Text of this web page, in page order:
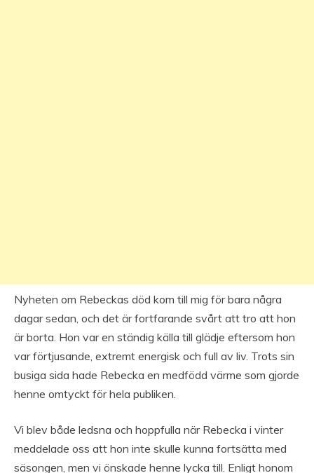
Nyheten om Rebeckas död kom till mig för bara några
dagar sedan, och det är fortfarande svårt att tro att hon
är borta. Hon var en ständig källa till glädje eftersom hon
var förtjusande, extremt energisk och full av liv. Trots sin
busiga sida hade Rebecka en medfödd värme som gjorde
henne omtyckt för hela publiken.
Vi blev både ledsna och hoppfulla när Rebecka i vinter
meddelade oss att hon inte skulle kunna fortsätta med
säsongen, men vi önskade henne lycka till. Enligt honom